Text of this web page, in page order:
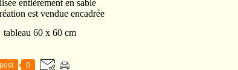
entièrement en sable
est vendue encadrée
tableau 60 x 60 cm
0